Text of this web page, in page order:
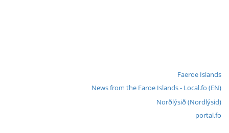
Faeroe Islands
News from the Faroe Islands - Local.fo (EN)
Norðlýsið (Nordlýsid)
portal.fo